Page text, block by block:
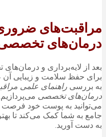
مراقبت‌های
درمان‌های تخصصی
بعد از لایه‌برداری و
برای حفظ سلامت و زیبایی آن
به بررسی راهنمای علمی
درمان‌های تخصصی
می‌توانید به پوست خود فرصت
جامع به شما کمک می‌کند تا
به دست آورید.